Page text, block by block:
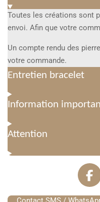
Toutes les créations sont
envoi. Afin que votre
Un compte rendu des
votre commande.
Entretien bracelet
Information
Attention
F